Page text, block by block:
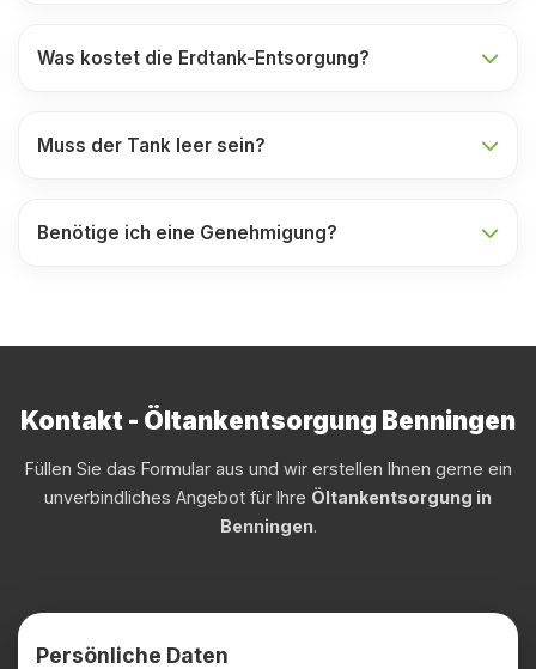
Was kostet die Erdtank-Entsorgung?
Muss der Tank leer sein?
Benötige ich eine Genehmigung?
Kontakt - Öltankentsorgung Benningen
Füllen Sie das Formular aus und wir erstellen Ihnen gerne ein
unverbindliches Angebot für Ihre Öltankentsorgung in
Benningen.
Persönliche Daten